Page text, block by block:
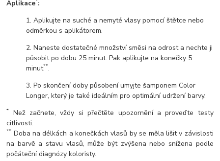
Aplikace :
1. Aplikujte na suché a nemyté vlasy pomocí štětce nebo
odměrkou s aplikátorem.
2. Naneste dostatečné množství směsi na odrost a nechte ji
působit po dobu 25 minut. Pak aplikujte na konečky 5
minut**.
3. Po skončení doby působení umyjte šamponem Color
Longer, který je také ideálním pro optimální udržení barvy.
* Než začnete, vždy si přečtěte upozornění a proveďte testy
citlivosti.
** Doba na délkách a konečkách vlasů by se měla lišit v závislosti
na barvě a stavu vlasů, může být zvýšena nebo snížena podle
počáteční diagnózy koloristy.